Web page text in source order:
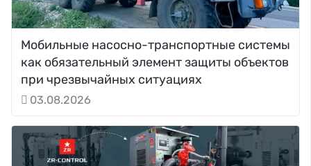
Мобильные насосно-транспортные системы
как обязательный элемент защиты объектов
при чрезвычайных ситуациях
03.08.2026